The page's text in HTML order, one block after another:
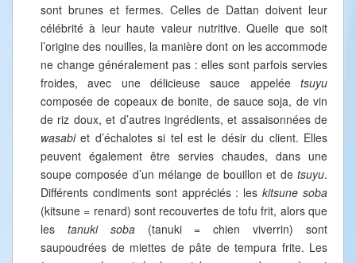
sont brunes et fermes. Celles de Dattan doivent leur
célébrité à leur haute valeur nutritive. Quelle que soit
l’origine des nouilles, la manière dont on les accommode
ne change généralement pas : elles sont parfois servies
froides, avec une délicieuse sauce appelée tsuyu
composée de copeaux de bonite, de sauce soja, de vin
de riz doux, et d’autres ingrédients, et assaisonnées de
wasabiet d’échalotes si tel est le désir du client. Elles
peuvent également être servies chaudes, dans une
soupe composée d’un mélange de bouillon et de tsuyu.
Différents condiments sont appréciés : leskitsune soba
(kitsune = renard) sont recouvertes de tofu frit, alors que
les tanuki soba (tanuki = chien viverrin) sont
saupoudrées de miettes de pâte de tempura frite. Les